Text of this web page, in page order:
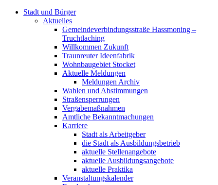
Stadt und Bürger
Aktuelles
Gemeindeverbindungsstraße Hassmoning –
Truchtlaching
Willkommen Zukunft
Traunreuter Ideenfabrik
Wohnbaugebiet Stocket
Aktuelle Meldungen
Meldungen Archiv
Wahlen und Abstimmungen
Straßensperrungen
Vergabemaßnahmen
Amtliche Bekanntmachungen
Karriere
Stadt als Arbeitgeber
die Stadt als Ausbildungsbetrieb
aktuelle Stellenangebote
aktuelle Ausbildungsangebote
aktuelle Praktika
Veranstaltungskalender